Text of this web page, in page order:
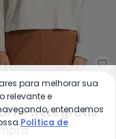
(Bege) em
Manga Longa
R$ 169,99
+ frete grátis
para melhorar sua
relevante e
entendemos
Política de